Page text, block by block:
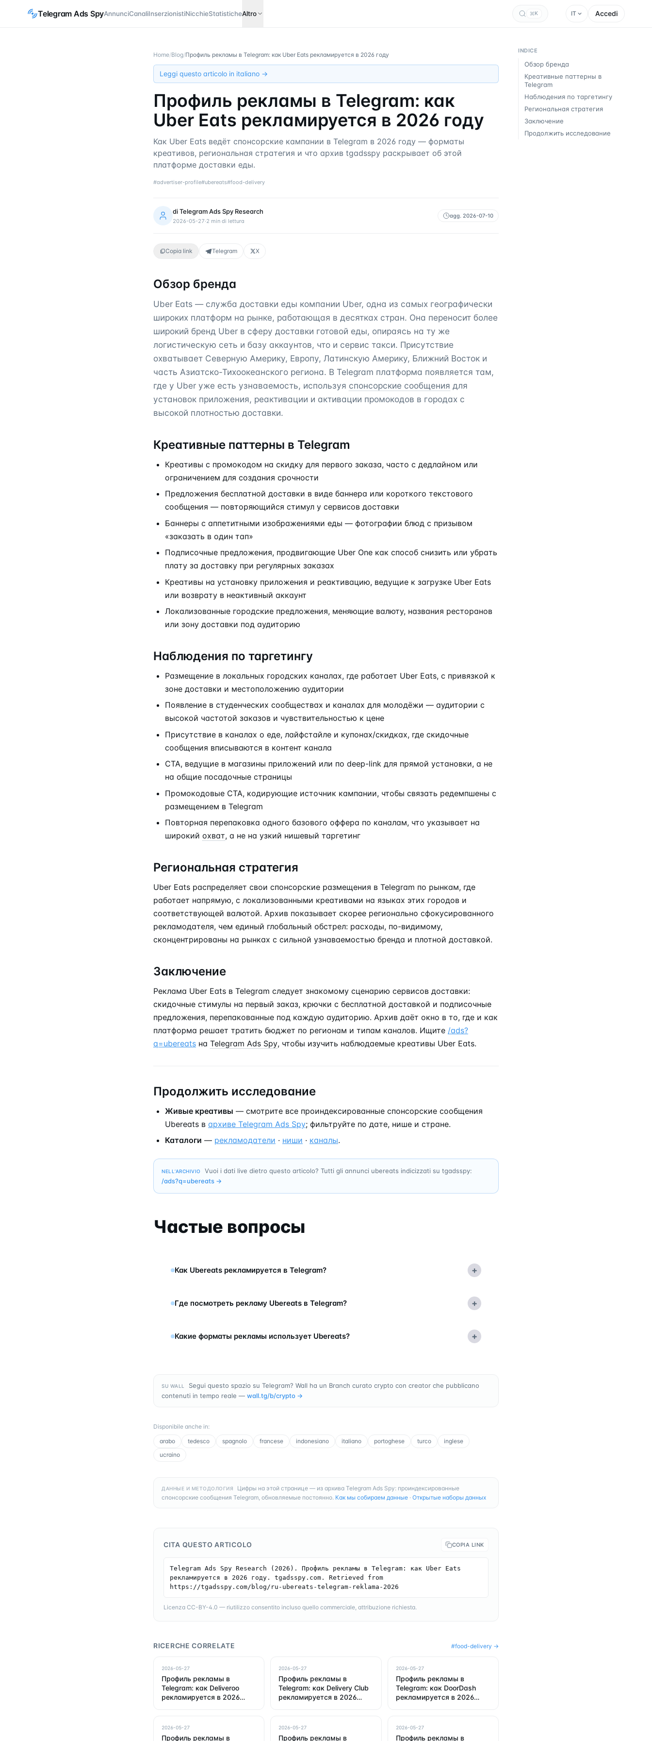
Telegram Ads SpyAnnunciCanaliInserzionistiNicchieStatisticheAltro K IT Accedi
Home/Blog/Профиль рекламы в Telegram: как Uber Eats рекламируется в 2026 году
Leggi questo articolo in italiano →
Профиль рекламы в Telegram: как
Uber Eats рекламируется в 2026 году
Как Uber Eats ведёт спонсорские кампании в Telegram в 2026 году — форматы
креативов, региональная стратегия и что архив tgadsspy раскрывает об этой
платформе доставки еды.
#advertiser-profile#ubereats#food-delivery
diTelegram Ads Spy Research
2026-05-27·2 min di lettura
agg. 2026-07-10
Copia link Telegram X
Обзор бренда
Uber Eats — служба доставки еды компании Uber, одна из самых географически
широких платформ на рынке, работающая в десятках стран. Она переносит более
широкий бренд Uber в сферу доставки готовой еды, опираясь на ту же
логистическую сеть и базу аккаунтов, что и сервис такси. Присутствие
охватывает Северную Америку, Европу, Латинскую Америку, Ближний Восток и
часть Азиатско-Тихоокеанского региона. В Telegram платформа появляется там,
где у Uber уже есть узнаваемость, используя спонсорские сообщения для
установок приложения, реактивации и активации промокодов в городах с
высокой плотностью доставки.
Креативные паттерны в Telegram
Креативы с промокодом на скидку для первого заказа, часто с дедлайном или
ограничением для создания срочности
Предложения бесплатной доставки в виде баннера или короткого текстового
сообщения — повторяющийся стимул у сервисов доставки
Баннеры с аппетитными изображениями еды — фотографии блюд с призывом
«заказать в один тап»
Подписочные предложения, продвигающие Uber One как способ снизить или убрать
плату за доставку при регулярных заказах
Креативы на установку приложения и реактивацию, ведущие к загрузке Uber Eats
или возврату в неактивный аккаунт
Локализованные городские предложения, меняющие валюту, названия ресторанов
или зону доставки под аудиторию
Наблюдения по таргетингу
Размещение в локальных городских каналах, где работает Uber Eats, с привязкой к
зоне доставки и местоположению аудитории
Появление в студенческих сообществах и каналах для молодёжи — аудитории с
высокой частотой заказов и чувствительностью к цене
Присутствие в каналах о еде, лайфстайле и купонах/скидках, где скидочные
сообщения вписываются в контент канала
CTA, ведущие в магазины приложений или по deep-link для прямой установки, а не
на общие посадочные страницы
Промокодовые CTA, кодирующие источник кампании, чтобы связать редемпшены с
размещением в Telegram
Повторная перепаковка одного базового оффера по каналам, что указывает на
широкий охват, а не на узкий нишевый таргетинг
Региональная стратегия
Uber Eats распределяет свои спонсорские размещения в Telegram по рынкам, где
работает напрямую, с локализованными креативами на языках этих городов и
соответствующей валютой. Архив показывает скорее регионально сфокусированного
рекламодателя, чем единый глобальный обстрел: расходы, по-видимому,
сконцентрированы на рынках с сильной узнаваемостью бренда и плотной доставкой.
Заключение
Реклама Uber Eats в Telegram следует знакомому сценарию сервисов доставки:
скидочные стимулы на первый заказ, крючки с бесплатной доставкой и подписочные
предложения, перепакованные под каждую аудиторию. Архив даёт окно в то, где и как
платформа решает тратить бюджет по регионам и типам каналов. Ищите /ads?
q=ubereats на Telegram Ads Spy, чтобы изучить наблюдаемые креативы Uber Eats.
Продолжить исследование
Живые креативы — смотрите все проиндексированные спонсорские сообщения
Ubereats в архиве Telegram Ads Spy; фильтруйте по дате, нише и стране.
Каталоги — рекламодатели · ниши · каналы.
NELL’ARCHIVIO
Vuoi i dati live dietro questo articolo? Tutti gli annunci ubereats indicizzati su tgadsspy:
/ads?q=ubereats →
Частые вопросы
Как Ubereats рекламируется в Telegram? +
Где посмотреть рекламу Ubereats в Telegram? +
Какие форматы рекламы использует Ubereats? +
SU WALL
Segui questo spazio su Telegram? Wall ha un Branch curato crypto con creator che pubblicano
contenuti in tempo reale — wall.tg/b/crypto →
Disponibile anche in:
arabo
tedesco spagnolo francese indonesiano italiano portoghese turco
inglese
ucraino
ДАННЫЕ И МЕТОДОЛОГИЯ
Цифры на этой странице — из архива Telegram Ads Spy: проиндексированные
спонсорские сообщения Telegram, обновляемые постоянно. Как мы собираем данные · Открытые наборы данных
CITA QUESTO ARTICOLO COPIA LINK
Telegram Ads Spy Research (2026). Профиль рекламы в Telegram: как Uber Eats
рекламируется в 2026 году. tgadsspy.com. Retrieved from
https://tgadsspy.com/blog/ru-ubereats-telegram-reklama-2026
Licenza CC-BY-4.0 — riutilizzo consentito incluso quello commerciale, attribuzione richiesta.
RICERCHE CORRELATE #food-delivery →
2026-05-27
Профиль рекламы в
Telegram: как Deliveroo
рекламируется в 2026
2026-05-27
Профиль рекламы в
Telegram: как Delivery Club
рекламируется в 2026
2026-05-27
Профиль рекламы в
Telegram: как DoorDash
рекламируется в 2026
2026-05-27
Профиль рекламы в
2026-05-27
Профиль рекламы в
2026-05-27
Профиль рекламы в
INDICE
Обзор бренда
Креативные паттерны в
Telegram
Наблюдения по таргетингу
Региональная стратегия
Заключение
Продолжить исследование